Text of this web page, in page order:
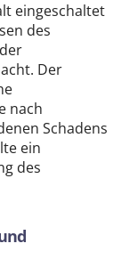
eingeschaltet
des
Der
nach
Schadens
ein
des